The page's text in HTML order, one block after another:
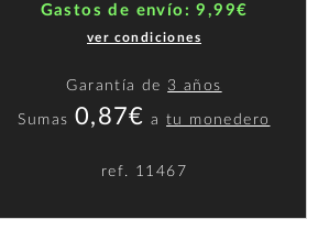
Gastos de envío: 9,99€
ver condiciones
Garantía de 3 años
Sumas 0,87€ atu monedero
ref. 11467